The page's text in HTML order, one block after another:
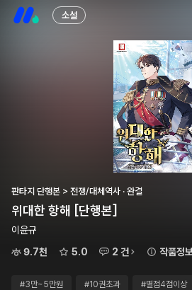
소설
판타지 단행본 > 전쟁/대체역사 · 완결
위대한 항해 [단행본]
이윤규
9.7천
5.0 2 건 작품정
#3만~5만원 #10권초과 #별점4점이상